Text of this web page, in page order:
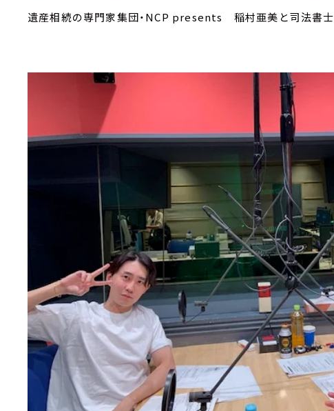
遺産相続の専門家集団・NCP presents 稲村亜美と司法書士